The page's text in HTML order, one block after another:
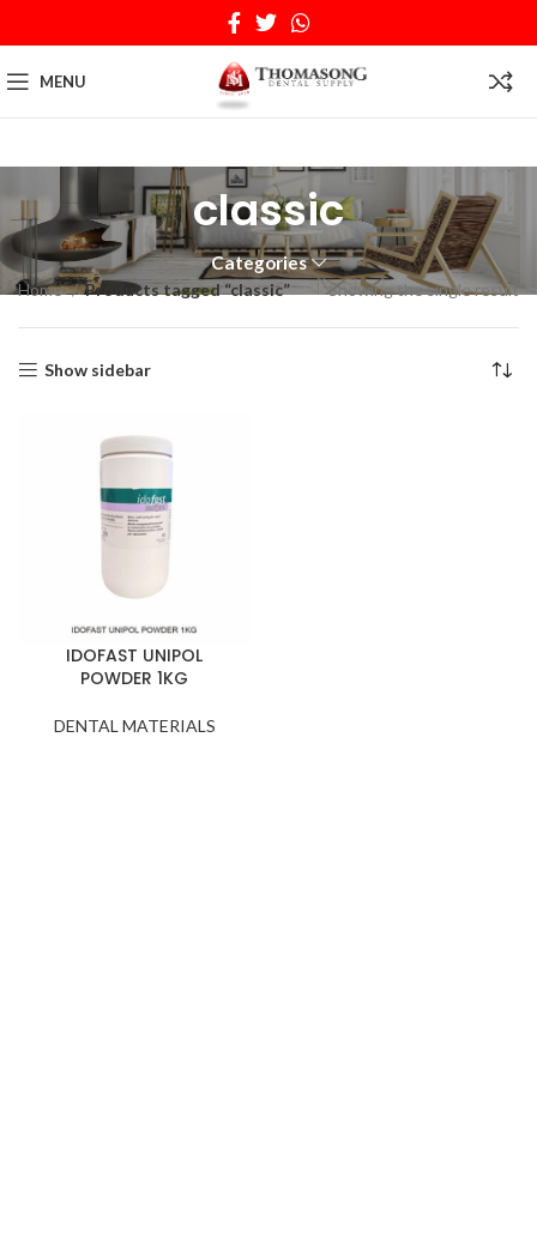
MENU
classic
Categories
Home Products tagged “classic” Showing the single result
Show sidebar
IDOFAST UNIPOL
POWDER 1KG
DENTAL MATERIALS